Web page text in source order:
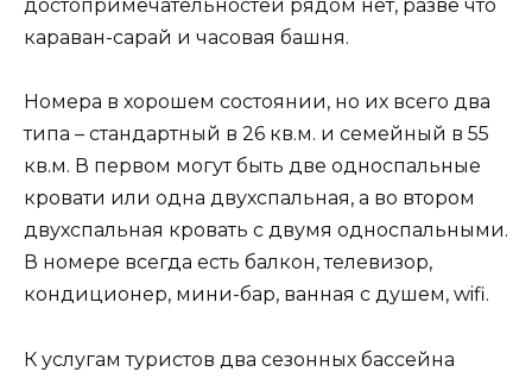
достопримечательностей рядом нет, разве что
караван-сарай и часовая башня.
Номера в хорошем состоянии, но их всего два
типа – стандартный в 26 кв.м. и семейный в 55
кв.м. В первом могут быть две односпальные
кровати или одна двухспальная, а во втором
двухспальная кровать с двумя односпальными.
В номере всегда есть балкон, телевизор,
кондиционер, мини-бар, ванная с душем, wifi.
К услугам туристов два сезонных бассейна